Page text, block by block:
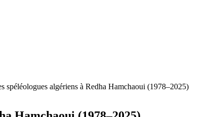
spéléologues algériens à Redha Hamchaoui (1978–2025)